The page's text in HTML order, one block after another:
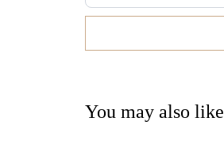
You may also like